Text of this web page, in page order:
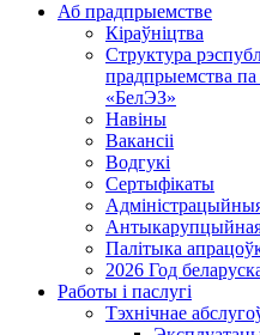
Аб прадпрыемстве
Кіраўніцтва
Структура
прадпрыемства
«БелЭЗ»
Навіны
Вакансіі
Водгукі
Сертыфікаты
Палітыка
2026 Год
Работы і паслугі
Тэхнічнае